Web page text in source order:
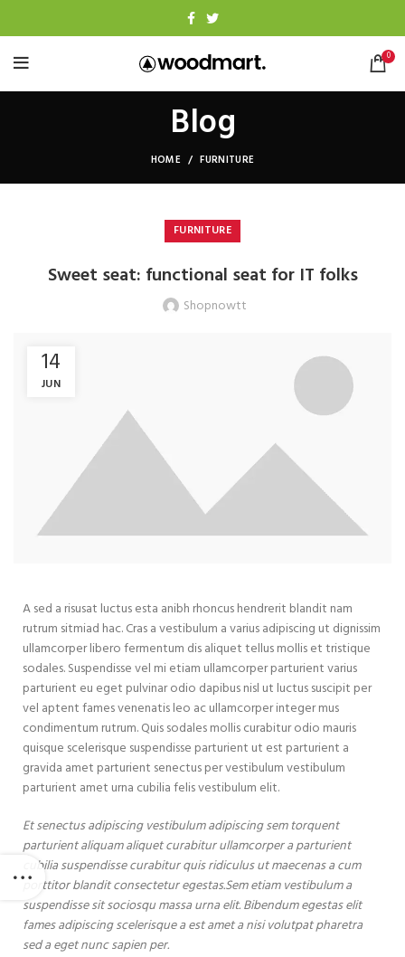
0
Blog
HOME FURNITURE
FURNITURE
Sweet seat: functional seat for IT folks
Shopnowtt
14
JUN
A sed a risusat luctus esta anibh rhoncus hendrerit blandit nam
rutrum sitmiad hac. Cras a vestibulum a varius adipiscing ut dignissim
ullamcorper libero fermentum dis aliquet tellus mollis et tristique
sodales. Suspendisse vel mi etiam ullamcorper parturient varius
parturient eu eget pulvinar odio dapibus nisl ut luctus suscipit per
vel aptent fames venenatis leo ac ullamcorper integer mus
condimentum rutrum. Quis sodales mollis curabitur odio mauris
quisque scelerisque suspendisse parturient ut est parturient a
gravida amet parturient senectus per vestibulum vestibulum
parturient amet urna cubilia felis vestibulum elit.
Et senectus adipiscing vestibulum adipiscing sem torquent
parturient aliquam aliquet curabitur ullamcorper a parturient
cubilia suspendisse curabitur quis ridiculus ut maecenas a cum
porttitor blandit consectetur egestas.Sem etiam vestibulum a
suspendisse sit sociosqu massa urna elit. Bibendum egestas elit
fames adipiscing scelerisque a est amet a nisi volutpat pharetra
sed a eget nunc sapien per.